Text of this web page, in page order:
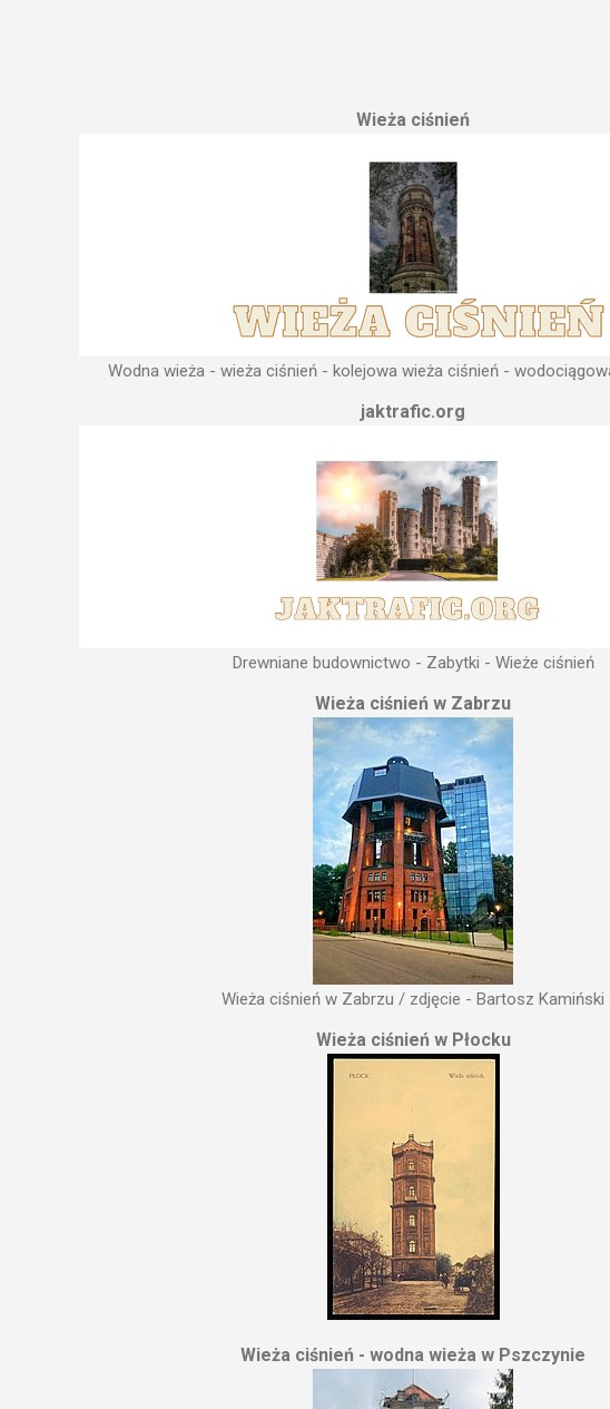
dla sektorów przemysłowych, miejskich oraz kolejowych. Podstawową
zostać wybudowana na najwyższym lokalnym wzniesieniu. Ponieważ gromadząca
Wieża ciśnień
Wodna wieża - wieża ciśnień - kolejowa wieża ciśnień -
jaktrafic.org
Drewniane budownictwo - Zabytki - Wieże ciśnień
Wieża ciśnień w Zabrzu
Wieża ciśnień w Zabrzu / zdjęcie - Bartosz Kamiński
Wieża ciśnień w Płocku
Wieża ciśnień - wodna wieża w Pszczynie